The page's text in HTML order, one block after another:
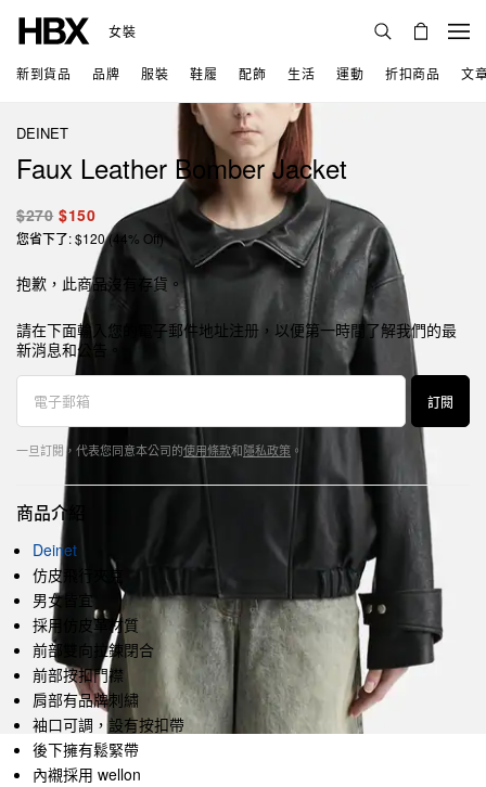
女裝
新到貨品 品牌 服裝 鞋履 配飾 生活 運動 折扣商品 文
DEINET
Faux Leather Bomber Jacket
$270 $150
您省下了: $120 (44% Off)
抱歉，此商品沒有存貨。
請在下面輸入您的電子郵件地址注册，以便第一時間了解我們的最
新消息和公告。
訂閱
一旦訂閱，代表您同意本公司的使用條款和隱私政策 。
商品介紹
Deinet
仿皮飛行夾克
男女皆宜
採用仿皮革材質
前部雙向拉鍊閉合
前部按扣門襟
肩部有品牌刺繡
袖口可調，設有按扣帶
後下擁有鬆緊帶
內襯採用 wellon